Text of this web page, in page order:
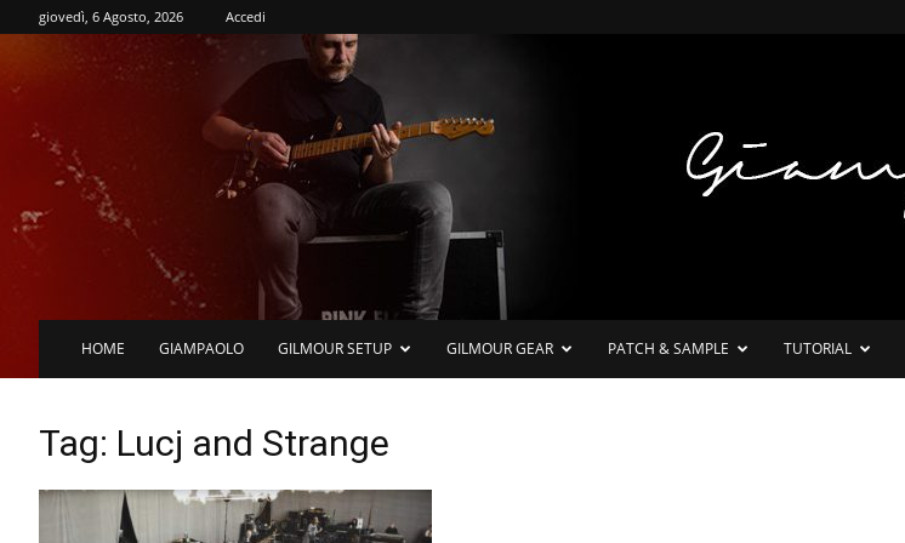
giovedì, 6 Agosto, 2026 Accedi
HOME GIAMPAOLO GILMOUR SETUP GILMOUR GEAR PATCH & SAMPLE TUTORIAL
Tag: Lucj and Strange